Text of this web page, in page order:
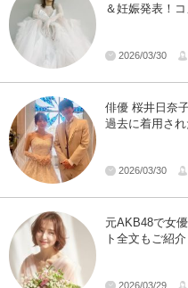
＆妊娠発表！
2026/03/30
俳優 桜井日奈
過去に着用さ
2026/03/30
元AKB48で女
ト全文もご紹介
2026/03/29